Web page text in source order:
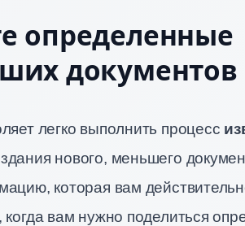
определенные
документов
легко выполнить процесс
нового, меньшего
которая вам
вам нужно поделиться